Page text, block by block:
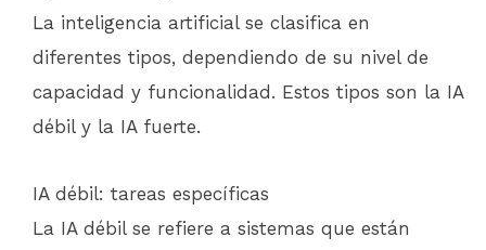
La inteligencia artificial se clasifica en
diferentes tipos, dependiendo de su nivel de
capacidad y funcionalidad. Estos tipos son la IA
débil y la IA fuerte.
IA débil: tareas específicas
La IA débil se refiere a sistemas que están